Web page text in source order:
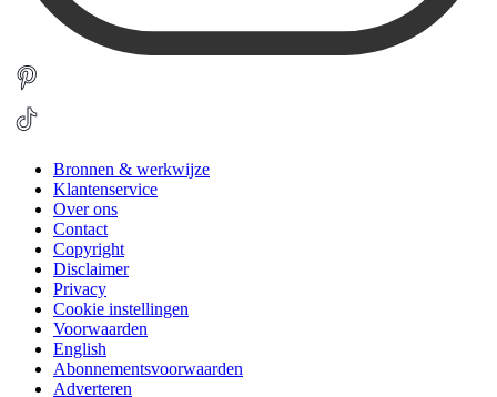
Bronnen & werkwijze
Klantenservice
Over ons
Contact
Copyright
Disclaimer
Privacy
Cookie instellingen
Voorwaarden
English
Abonnementsvoorwaarden
Adverteren